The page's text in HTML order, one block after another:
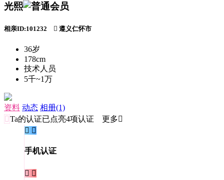
光熙
相亲ID:101232  遵义仁怀市
36岁
178cm
技术人员
5千~1万
资料 动态 相册(1)
 Ta的认证已点亮4项认证 更多
 
手机认证
 